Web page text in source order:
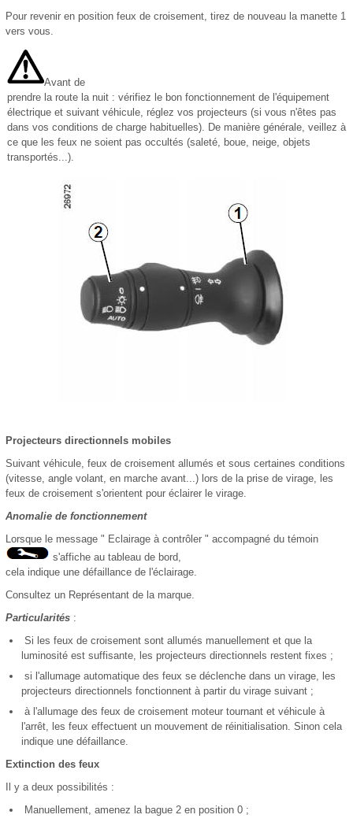
Pour revenir en position feux de croisement, tirez de nouveau la manette 1
vers vous.
Avant de
prendre la route la nuit : vérifiez le bon fonctionnement de l'équipement
électrique et suivant véhicule, réglez vos projecteurs (si vous n'êtes pas
dans vos conditions de charge habituelles). De manière générale, veillez à
ce que les feux ne soient pas occultés (saleté, boue, neige, objets
transportés...).
Projecteurs directionnels mobiles
Suivant véhicule, feux de croisement allumés et sous certaines conditions
(vitesse, angle volant, en marche avant...) lors de la prise de virage, les
feux de croisement s'orientent pour éclairer le virage.
Anomalie de fonctionnement
Lorsque le message " Eclairage à contrôler " accompagné du témoin
s'affiche au tableau de bord,
cela indique une défaillance de l'éclairage.
Consultez un Représentant de la marque.
Particularités :
Si les feux de croisement sont allumés manuellement et que la
luminosité est suffisante, les projecteurs directionnels restent fixes ;
si l'allumage automatique des feux se déclenche dans un virage, les
projecteurs directionnels fonctionnent à partir du virage suivant ;
à l'allumage des feux de croisement moteur tournant et véhicule à
l'arrêt, les feux effectuent un mouvement de réinitialisation. Sinon cela
indique une défaillance.
Extinction des feux
Il y a deux possibilités :
Manuellement, amenez la bague 2 en position 0 ;